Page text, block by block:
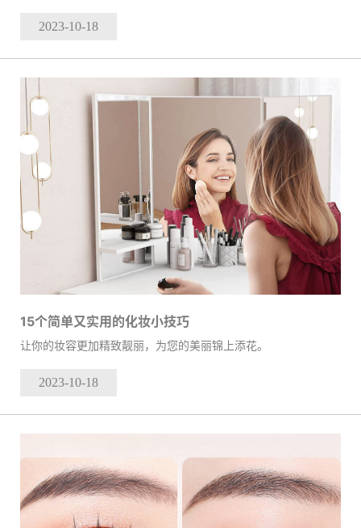
2023-10-18
15个简单又实用的化妆小技巧
让你的妆容更加精致靓丽，为您的美丽锦上添花。
2023-10-18